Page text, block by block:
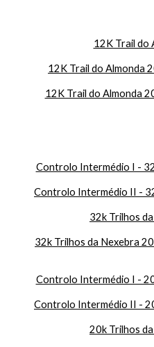
12K Trail do
12K Trail do Almonda
12K Trail do Almonda
Controlo Intermédio I -
Controlo Intermédio II -
32k Trilhos
32k Trilhos da Nexebra
Controlo Intermédio I -
Controlo Intermédio II -
20k Trilhos